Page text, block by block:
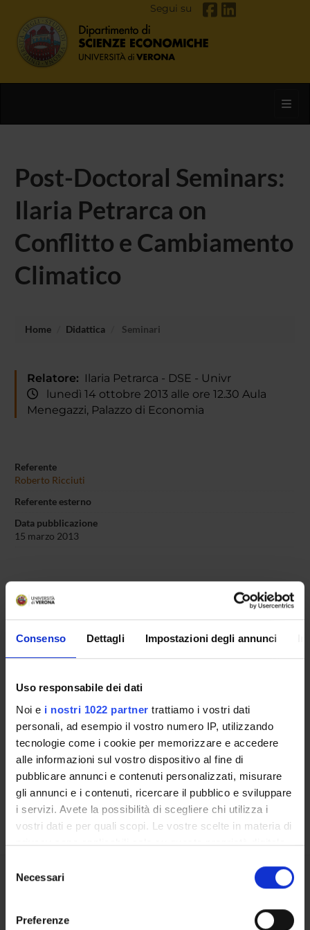
Consenso Dettagli Impostazioni degli annunci
Uso responsabile dei dati
Noi e i nostri 1022 partner trattiamo i vostri dati
personali, ad esempio il vostro numero IP, utilizzando
tecnologie come i cookie per memorizzare e accedere
alle informazioni sul vostro dispositivo al fine di
pubblicare annunci e contenuti personalizzati, misurare
gli annunci e i contenuti, ricercare il pubblico e sviluppare
i servizi. Avete la possibilità di scegliere chi utilizza i
vostri dati e per quali scopi. Le vostre scelte in materia di
privacy sono applicabili solo su questa proprietà digitale
modificare o revocare il proprio consenso in qualsiasi
momento dalla Dichiarazione sui cookie o facendo clic
delNecessari
Preferenze
Segui su
Post-Doctoral Seminars:
Ilaria Petrarca on
Conflitto e Cambiamento
Climatico
Home Didattica Seminari
Relatore: Ilaria Petrarca - DSE - Univr
lunedì 14 ottobre 2013 alle ore 12.30 Aula
Menegazzi, Palazzo di Economia
Referente
Roberto Ricciuti
Referente esterno
Data pubblicazione
15 marzo 2013
OFFERTA FORMATIVA
CORSI DI STUDIO
Contatti
Persone
Luoghi
Calendario